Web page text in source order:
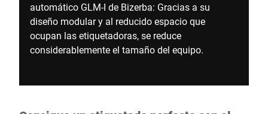
automático GLM-I de Bizerba: Gracias a su
diseño modular y al reducido espacio que
ocupan las etiquetadoras, se reduce
considerablemente el tamaño del equipo.